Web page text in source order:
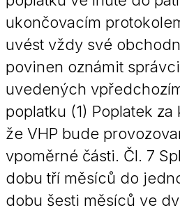
ukončovacím
uvést vždy své
povinen oznámit
uvedených
poplatku (1) Poplatek
že VHP bude
vpoměrné části. Čl. 7
dobu tří měsíců do
dobu šesti měsíců ve